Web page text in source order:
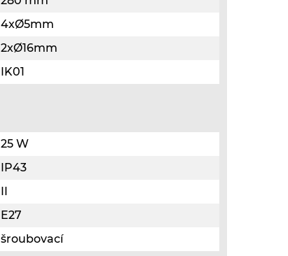
4xØ5mm
2xØ16mm
IK01
25 W
IP43
II
E27
šroubovací